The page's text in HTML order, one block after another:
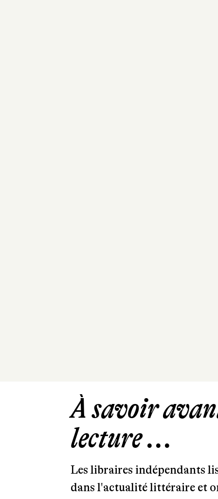
À savoir
lecture ...
Les libraires indépendants
dans l'actualité littéraire et